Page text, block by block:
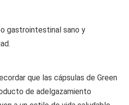
gastrointestinal sano y
que las cápsulas de Green
de adelgazamiento